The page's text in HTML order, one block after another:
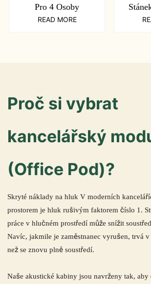
Pro 4 Osoby
READ MORE
Proč si vybrat
kancelářský
(Office Pod)?
Skryté náklady na hluk V moderních
prostorem je hluk rušivým faktorem číslo 1.
práce v hlučném prostředí může snížit
Navíc, jakmile je zaměstnanec vyrušen, trvá
než se znovu plně soustředí.
Naše akustické kabiny jsou navrženy tak,